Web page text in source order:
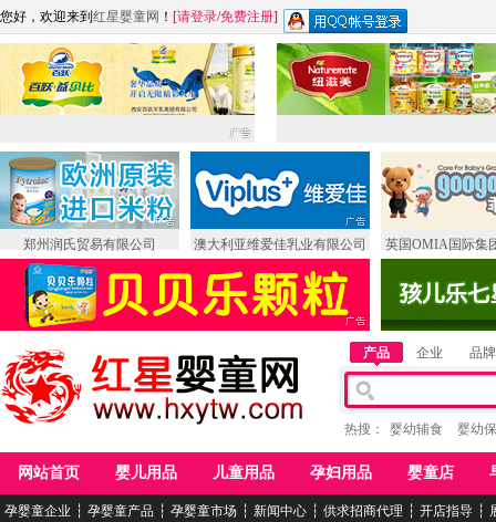
您好，欢迎来到 红星婴童网 ！ [请登录/免费注册]
郑州润氏贸易有限公司 澳大利亚维爱佳乳业有限公司 英国OMIA国际集
产品 企业 品牌
热搜： 婴幼辅食 婴幼
网站首页 婴儿用品 儿童用品 孕妇用品 婴童店
孕婴童企业 ┆ 孕婴童产品 ┆ 孕婴童市场 ┆ 新闻中心 ┆ 供求招商代理 ┆ 开店指导 ┆